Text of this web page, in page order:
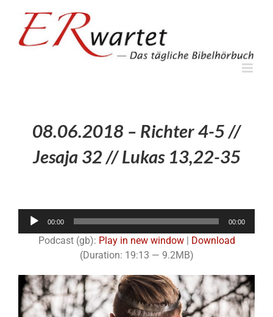
springen
08.06.2018 – Richter 4-5 //
Jesaja 32 // Lukas 13,22-35
Audio-
00:00 00:00
Podcast (gb): Play in new window|
Download
(Duration: 19:13 — 9.2MB)